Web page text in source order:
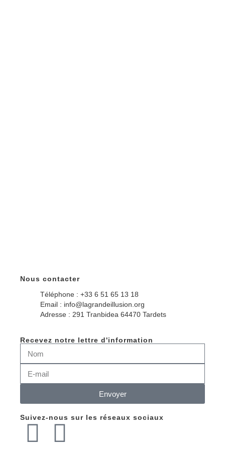
Nous contacter
Téléphone : +33 6 51 65 13 18
Email : info@lagrandeillusion.org
Adresse : 291 Tranbidea 64470 Tardets
Recevez notre lettre d'information
Envoyer
Suivez-nous sur les réseaux sociaux